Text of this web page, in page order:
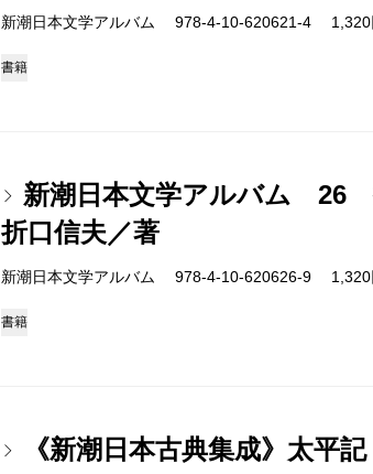
新潮日本文学アルバム 978-4-10-620621-4
書籍
新潮日本文学アルバム 26
折口信夫／著
新潮日本文学アルバム 978-4-10-620626-9
書籍
《新潮日本古典集成》太平